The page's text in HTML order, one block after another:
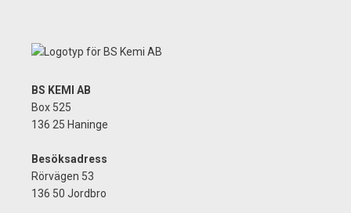
BS KEMI AB
Box 525
136 25 Haninge
Besöksadress
Rörvägen 53
136 50 Jordbro